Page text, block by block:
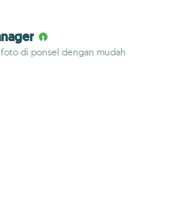
di ponsel dengan mudah